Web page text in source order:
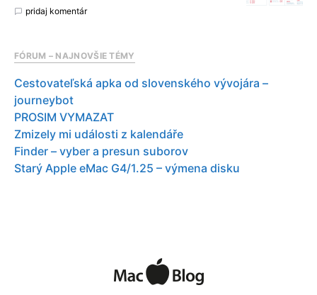
pridaj komentár
FÓRUM – NAJNOVŠIE TÉMY
Cestovateľská apka od slovenského vývojára –
journeybot
PROSIM VYMAZAT
Zmizely mi události z kalendáře
Finder – vyber a presun suborov
Starý Apple eMac G4/1.25 – výmena disku